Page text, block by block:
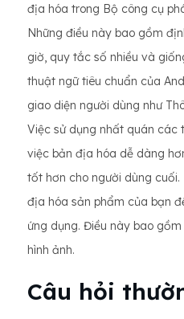
địa hóa trong Bộ công cụ
Những điều này bao gồm
giờ, quy tắc số nhiều và
thuật ngữ tiêu chuẩn của
giao diện người dùng như
Việc sử dụng nhất quán các
việc bản địa hóa dễ dàng
tốt hơn cho người dùng cuối.
địa hóa sản phẩm của bạn
ứng dụng. Điều này bao
hình ảnh.
Câu hỏi